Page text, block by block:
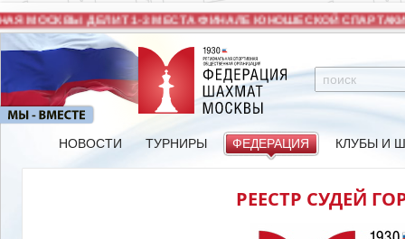
МОСКВЫ ДЕЛИТ 1-3 МЕСТА ФИНАЛЕ ЮНОШЕСКОЙ
НОВОСТИ ТУРНИРЫ ФЕДЕРАЦИЯ КЛУБЫ И
РЕЕСТР СУДЕЙ